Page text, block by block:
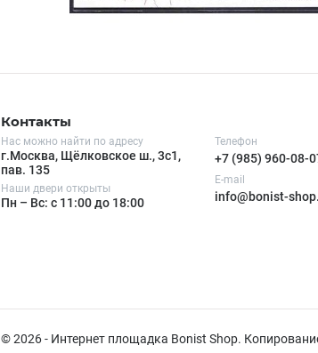
Контакты
Нас можно найти по адресу
г.Москва, Щёлковское ш., 3с1,
пав. 135
Наши двери открыты
Пн – Вс: с 11:00 до 18:00
Телефон
+7 (985) 960-08-
E-mail
info@bonist-
© 2026 - Интернет площадка Bonist Shop.